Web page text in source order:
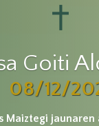
Goiti
08/12/
Maiztegi